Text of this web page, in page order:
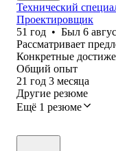
Технический
Проектировщик
51 год • Был 6
Рассматривает
Конкретные
Общий опыт
21 год 3 месяца
Другие резюме
Ещё 1 резюме